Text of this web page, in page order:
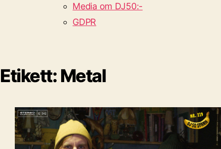
Media om DJ50:-
GDPR
Etikett: Metal